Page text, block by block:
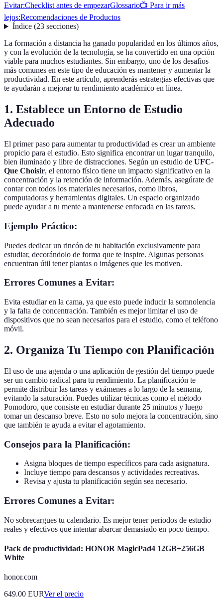
Evitar:Checklist antes de empezarGlossario📺 Para ir más
lejos:Recomendaciones de Productos
Índice(23 secciones)
La formación a distancia ha ganado popularidad en los últimos años,
y con la evolución de la tecnología, se ha convertido en una opción
viable para muchos estudiantes. Sin embargo, uno de los desafíos
más comunes en este tipo de educación es mantener y aumentar la
productividad. En este artículo, aprenderás estrategias efectivas que
te ayudarán a mejorar tu rendimiento académico en línea.
1. Establece un Entorno de Estudio
Adecuado
El primer paso para aumentar tu productividad es crear un ambiente
propicio para el estudio. Esto significa encontrar un lugar tranquilo,
bien iluminado y libre de distracciones. Según un estudio de UFC-
Que Choisir, el entorno físico tiene un impacto significativo en la
concentración y la retención de información. Además, asegúrate de
contar con todos los materiales necesarios, como libros,
computadoras y herramientas digitales. Un espacio organizado
puede ayudar a tu mente a mantenerse enfocada en las tareas.
Ejemplo Práctico:
Puedes dedicar un rincón de tu habitación exclusivamente para
estudiar, decorándolo de forma que te inspire. Algunas personas
encuentran útil tener plantas o imágenes que les motiven.
Errores Comunes a Evitar:
Evita estudiar en la cama, ya que esto puede inducir la somnolencia
y la falta de concentración. También es mejor limitar el uso de
dispositivos que no sean necesarios para el estudio, como el teléfono
móvil.
2. Organiza Tu Tiempo con Planificación
El uso de una agenda o una aplicación de gestión del tiempo puede
ser un cambio radical para tu rendimiento. La planificación te
permite distribuir las tareas y exámenes a lo largo de la semana,
evitando la saturación. Puedes utilizar técnicas como el método
Pomodoro, que consiste en estudiar durante 25 minutos y luego
tomar un descanso breve. Esto no solo mejora la concentración, sino
que también te ayuda a evitar el agotamiento.
Consejos para la Planificación:
Asigna bloques de tiempo específicos para cada asignatura.
Incluye tiempo para descansos y actividades recreativas.
Revisa y ajusta tu planificación según sea necesario.
Errores Comunes a Evitar:
No sobrecargues tu calendario. Es mejor tener periodos de estudio
reales y efectivos que intentar abarcar demasiado en poco tiempo.
Pack de productividad: HONOR MagicPad4 12GB+256GB
White
honor.com
649.00 EURVer el precio